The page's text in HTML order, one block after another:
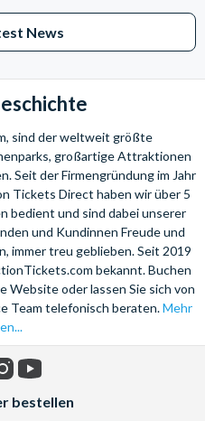
Ihrer individuellen
News
sind der weltweit größte
großartige Attraktionen
Seit der Firmengründung im Jahr
Tickets Direct haben wir über 5
bedient und sind dabei unserer
und Kundinnen Freude und
immer treu geblieben. Seit 2019
bekannt. Buchen
Website oder lassen Sie sich von
Team telefonisch beraten.Mehr
bestellen